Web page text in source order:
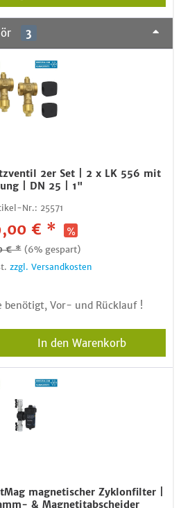
3
2er Set | 2 x LK 556 mit
| DN 25 | 1"
Nr.: 25571
€ *
€ * (6% gespart)
zzgl. Versandkosten
benötigt, Vor- und Rücklauf !
In den Warenkorb
magnetischer Zyklonfilter |
& Magnetitabscheider